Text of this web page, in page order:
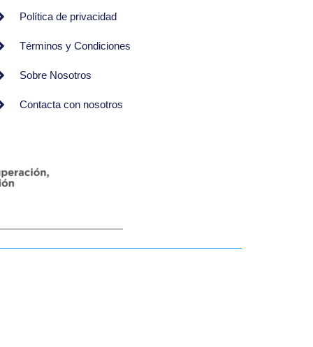
Política de privacidad
Términos y Condiciones
Sobre Nosotros
Contacta con nosotros